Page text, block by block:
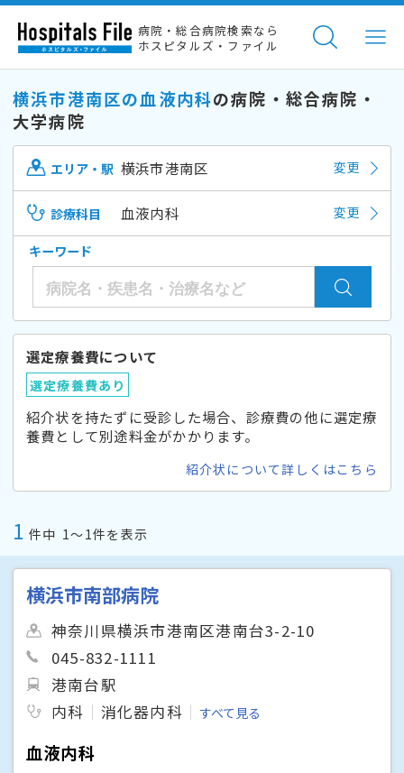
病院・総合病院検索なら
ホスピタルズ・ファイル
横浜市港南区の血液内科の病院・総合病院・
大学病院
エリア・駅 横浜市港南区 変更
診療科目 血液内科 変更
キーワード
選定療養費について
選定療養費あり
紹介状を持たずに受診した場合、診療費の他に選定療
養費として別途料金がかかります。
紹介状について詳しくはこちら
1 件中 1〜1件を表示
横浜市南部病院
神奈川県横浜市港南区港南台3-2-10
045-832-1111
港南台駅
内科
消化器内科 すべて見る
血液内科